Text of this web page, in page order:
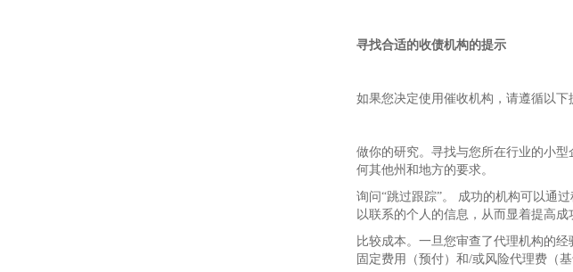
寻找合适的收债机构的提示
如果您决定使用催收机构，请遵循以
做你的研究。寻找与您所在行业的小
何其他州和地方的要求。
询问“跳过跟踪”。 成功的机构可以通
以联系的个人的信息，从而显着提高成
比较成本。一旦您审查了代理机构的
固定费用（预付）和/或风险代理费（